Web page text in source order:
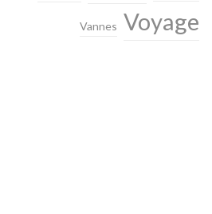
Vannes Voyage